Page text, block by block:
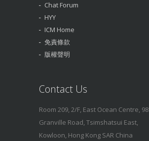
Chat Forum
HYY
ICM Home
免責條款
版權聲明
Contact Us
Room 209, 2/F, East Ocean Centre, 98
Granville Road, Tsimshatsui East,
Kowloon, Hong Kong SAR China